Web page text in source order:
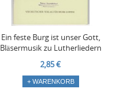
Ein feste Burg ist unser Gott,
Bläsermusik zu Lutherliedern
2,85 €
+ WARENKORB